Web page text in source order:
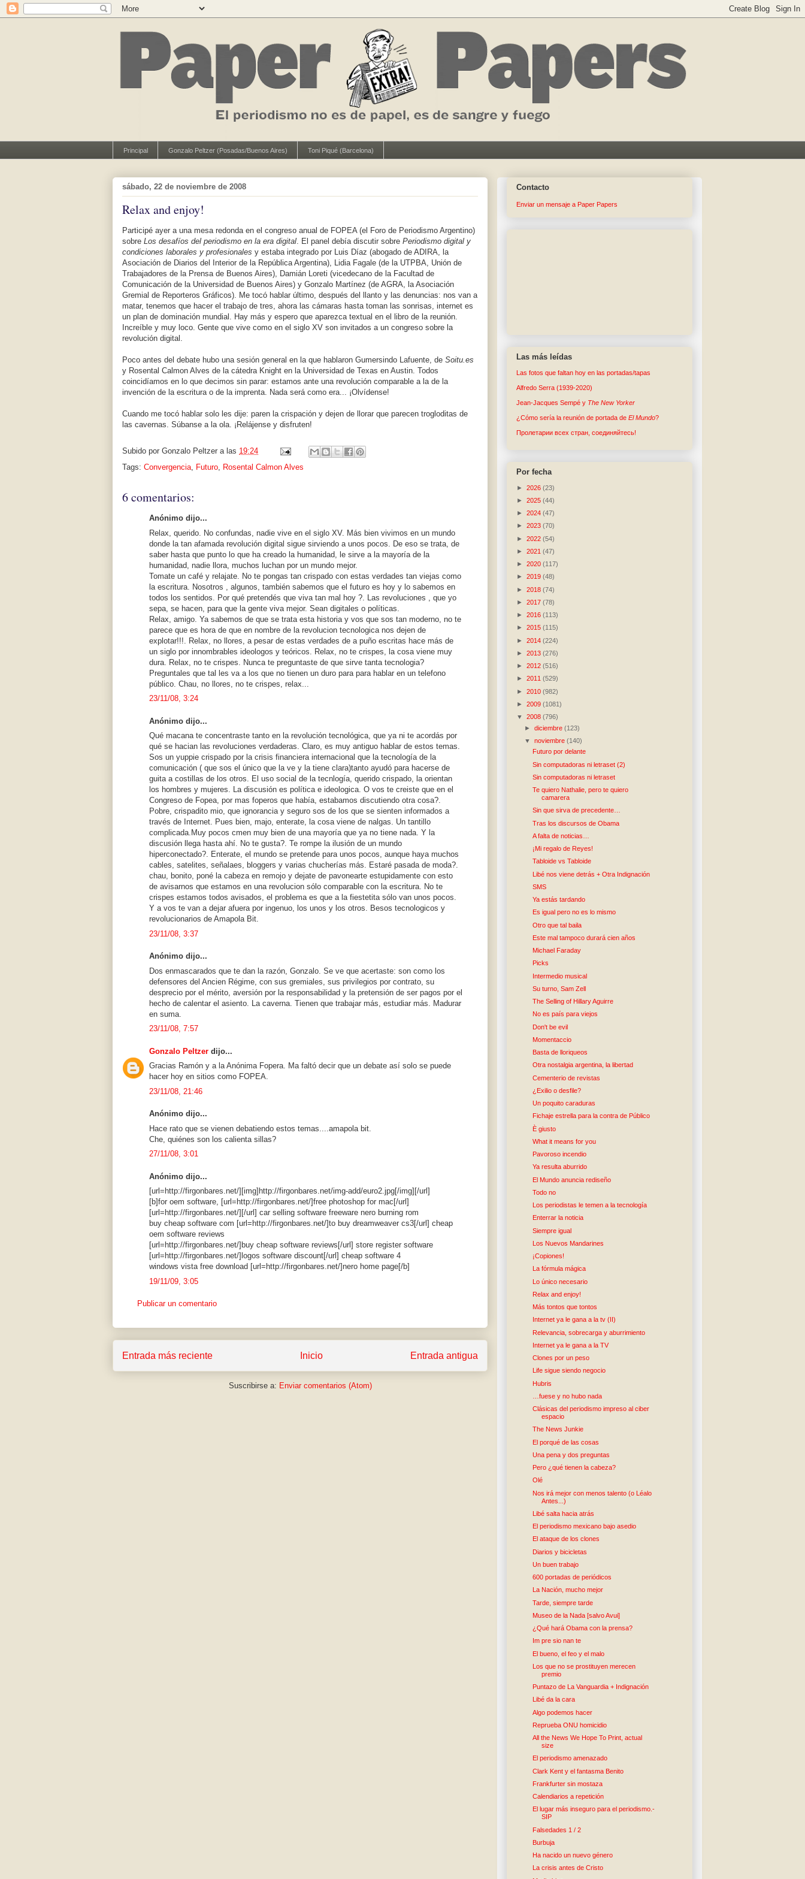
Principal Gonzalo Peltzer (Posadas/Buenos Aires) Toni Piqué (Barcelona)
sábado, 22 de noviembre de 2008
Relax and enjoy!
Participé ayer a una mesa redonda en el congreso anual de FOPEA (el Foro de Periodismo Argentino)
sobre Los desafíos del periodismo en la era digital. El panel debía discutir sobre Periodismo digital y
condiciones laborales y profesionales y estaba integrado por Luis Díaz (abogado de ADIRA, la
Asociación de Diarios del Interior de la República Argentina), Lidia Fagale (de la UTPBA, Unión de
Trabajadores de la Prensa de Buenos Aires), Damián Loreti (vicedecano de la Facultad de
Comunicación de la Universidad de Buenos Aires) y Gonzalo Martínez (de AGRA, la Asociación
Gremial de Reporteros Gráficos). Me tocó hablar último, después del llanto y las denuncias: nos van a
matar, tenemos que hacer el trabajo de tres, ahora las cámaras hasta toman las sonrisas, internet es
un plan de dominación mundial. Hay más y espero que aparezca textual en el libro de la reunión.
Increíble y muy loco. Gente que vive como en el siglo XV son invitados a un congreso sobre la
revolución digital.
Poco antes del debate hubo una sesión general en la que hablaron Gumersindo Lafuente, de Soitu.es
y Rosental Calmon Alves de la cátedra Knight en la Universidad de Texas en Austin. Todos
coincidíamos en lo que decimos sin parar: estamos ante una revolución comparable a la de la
invención de la escritura o de la imprenta. Nada será como era... ¡Olvídense!
Cuando me tocó hablar solo les dije: paren la crispación y dejen de llorar que parecen trogloditas de
las cavernas. Súbanse a la ola. ¡Relájense y disfruten!
Subido por Gonzalo Peltzer a las 19:24
Tags: Convergencia, Futuro, Rosental Calmon Alves
6 comentarios:
Anónimo dijo...
Relax, querido. No confundas, nadie vive en el siglo XV. Más bien vivimos en un mundo
donde la tan afamada revolución digital sigue sirviendo a unos pocos. De eso se trata, de
saber hasta que punto lo que ha creado la humanidad, le sirve a la mayoría de la
humanidad, nadie llora, muchos luchan por un mundo mejor.
Tomate un café y relajate. No te pongas tan crispado con estas verdades tan viejas como
la escritura. Nosotros , algunos, también sabemos que el futuro es hoy y lo sabemos en
todos los sentidos. Por qué pretendés que viva tan mal hoy ?. Las revoluciones , que yo
sepa, se hacen, para que la gente viva mejor. Sean digitales o políticas.
Relax, amigo. Ya sabemos de que se trata esta historia y vos que sos tan moderno, no te
parece que es hora de que en nombre de la revolucion tecnologica nos dejen de
explotar!!!. Relax, no llores, a pesar de estas verdades de a puño escritas hace más de
un siglo por innombrables ideologos y teóricos. Relax, no te crispes, la cosa viene muy
dura. Relax, no te crispes. Nunca te preguntaste de que sirve tanta tecnologia?
Preguntales que tal les va a los que no tienen un duro para para hablar en un telefono
público. Chau, no llores, no te crispes, relax...
23/11/08, 3:24
Anónimo dijo...
Qué macana te concentraste tanto en la revolución tecnológica, que ya ni te acordás por
qué se hacian las revoluciones verdaderas. Claro, es muy antiguo hablar de estos temas.
Sos un yuppie crispado por la crisis financiera internacional que la tecnología de la
comunicación ( que sos el único que la ve y la tiene clara)tanto ayudó para hacerse de
guita a costillas de los otros. El uso social de la tecnlogía, querido crispado, la orientan
los hombres y mujeres. La discusión es política e ideologica. O vos te creiste que en el
Congreso de Fopea, por mas foperos que había, estabamos discutiendo otra cosa?.
Pobre, crispadito mio, que ignorancia y seguro sos de los que se sienten informados a
través de Internet. Pues bien, majo, enterate, la cosa viene de nalgas. Un tantillo
complicada.Muy pocos cmen muy bien de una mayoría que ya no tiene nada. Y la
discusión llega hasta ahí. No te gusta?. Te rompe la ilusión de un mundo
hiperconectado?. Enterate, el mundo se pretende para unos pocos, aunque haya muchos
cables, satelites, señalaes, bloggers y varias chucherías más. Estaré pasada de moda?.
chau, bonito, poné la cabeza en remojo y dejate de pavonearte estupidamente con esto
de avisarnos que estamos en una revolucion sólo comparable con la escritura. No te
crispes estamos todos avisados, el problema es que a la fiestetita sólo van unos pocos.
Y a vos te van a dejar afuera por ingenuo, los unos y los otros. Besos tecnologicos y
revolucionarios de Amapola Bit.
23/11/08, 3:37
Anónimo dijo...
Dos enmascarados que te dan la razón, Gonzalo. Se ve que acertaste: son como los
defensores del Ancien Régime, con sus gremiales, sus privilegios por contrato, su
desprecio por el mérito, aversión por la responsabilidad y la pretensión de ser pagos por el
hecho de calentar el asiento. La caverna. Tienen que trabajar más, estudiar más. Madurar
en suma.
23/11/08, 7:57
Gonzalo Peltzer dijo...
Gracias Ramón y a la Anónima Fopera. Ma faltó decir que un debate así solo se puede
hacer hoy en sitios como FOPEA.
23/11/08, 21:46
Anónimo dijo...
Hace rato que se vienen debatiendo estos temas....amapola bit.
Che, quiénes son los calienta sillas?
27/11/08, 3:01
Anónimo dijo...
[url=http://firgonbares.net/][img]http://firgonbares.net/img-add/euro2.jpg[/img][/url]
[b]for oem software, [url=http://firgonbares.net/]free photoshop for mac[/url]
[url=http://firgonbares.net/][/url] car selling software freeware nero burning rom
buy cheap software com [url=http://firgonbares.net/]to buy dreamweaver cs3[/url] cheap
oem software reviews
[url=http://firgonbares.net/]buy cheap software reviews[/url] store register software
[url=http://firgonbares.net/]logos software discount[/url] cheap software 4
windows vista free download [url=http://firgonbares.net/]nero home page[/b]
19/11/09, 3:05
Publicar un comentario
Entrada más reciente Entrada antigua
Inicio
Suscribirse a: Enviar comentarios (Atom)
Contacto
Enviar un mensaje a Paper Papers
Las más leídas
Las fotos que faltan hoy en las portadas/tapas
Alfredo Serra (1939-2020)
Jean-Jacques Sempé y The New Yorker
¿Cómo sería la reunión de portada de El Mundo?
Пролетарии всех стран, соединяйтесь!
Por fecha
► 2026 (23)
► 2025 (44)
► 2024 (47)
► 2023 (70)
► 2022 (54)
► 2021 (47)
► 2020 (117)
► 2019 (48)
► 2018 (74)
► 2017 (78)
► 2016 (113)
► 2015 (115)
► 2014 (224)
► 2013 (276)
► 2012 (516)
► 2011 (529)
► 2010 (982)
► 2009 (1081)
▼ 2008 (796)
►diciembre(123)
▼noviembre(140)
Futuro por delante
Sin computadoras ni letraset (2)
Sin computadoras ni letraset
Te quiero Nathalie, pero te quiero
camarera
Sin que sirva de precedente…
Tras los discursos de Obama
A falta de noticias…
¡Mi regalo de Reyes!
Tabloide vs Tabloide
Libé nos viene detrás + Otra Indignación
SMS
Ya estás tardando
Es igual pero no es lo mismo
Otro que tal baila
Este mal tampoco durará cien años
Michael Faraday
Picks
Intermedio musical
Su turno, Sam Zell
The Selling of Hillary Aguirre
No es país para viejos
Don't be evil
Momentaccio
Basta de lloriqueos
Otra nostalgia argentina, la libertad
Cementerio de revistas
¿Exilio o desfile?
Un poquito caraduras
Fichaje estrella para la contra de Público
È giusto
What it means for you
Pavoroso incendio
Ya resulta aburrido
El Mundo anuncia rediseño
Todo no
Los periodistas le temen a la tecnología
Enterrar la noticia
Siempre igual
Los Nuevos Mandarines
¡Copiones!
La fórmula mágica
Lo único necesario
Relax and enjoy!
Más tontos que tontos
Internet ya le gana a la tv (II)
Relevancia, sobrecarga y aburrimiento
Internet ya le gana a la TV
Clones por un peso
Life sigue siendo negocio
Hubris
…fuese y no hubo nada
Clásicas del periodismo impreso al ciber
espacio
The News Junkie
El porqué de las cosas
Una pena y dos preguntas
Pero ¿qué tienen la cabeza?
Olé
Nos irá mejor con menos talento (o Léalo
Antes...)
Libé salta hacia atrás
El periodismo mexicano bajo asedio
El ataque de los clones
Diarios y bicicletas
Un buen trabajo
600 portadas de periódicos
La Nación, mucho mejor
Tarde, siempre tarde
Museo de la Nada [salvo Avui]
¿Qué hará Obama con la prensa?
Im pre sio nan te
El bueno, el feo y el malo
Los que no se prostituyen merecen
premio
Puntazo de La Vanguardia + Indignación
Libé da la cara
Algo podemos hacer
Reprueba ONU homicidio
All the News We Hope To Print, actual
size
El periodismo amenazado
Clark Kent y el fantasma Benito
Frankfurter sin mostaza
Calendiarios a repetición
El lugar más inseguro para el periodismo.-
SIP
Falsedades 1 / 2
Burbuja
Ha nacido un nuevo género
La crisis antes de Cristo